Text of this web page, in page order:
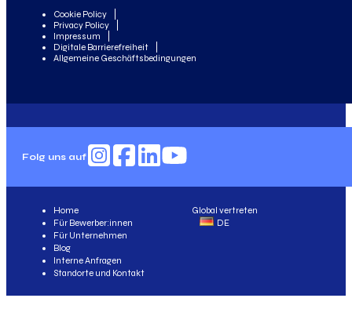
Cookie Policy
Privacy Policy
Impressum
Digitale Barrierefreiheit
Allgemeine Geschäftsbedingungen
Folg uns auf
Global vertreten
DE
Home
Für Bewerber:innen
Für Unternehmen
Blog
Interne Anfragen
Standorte und Kontakt